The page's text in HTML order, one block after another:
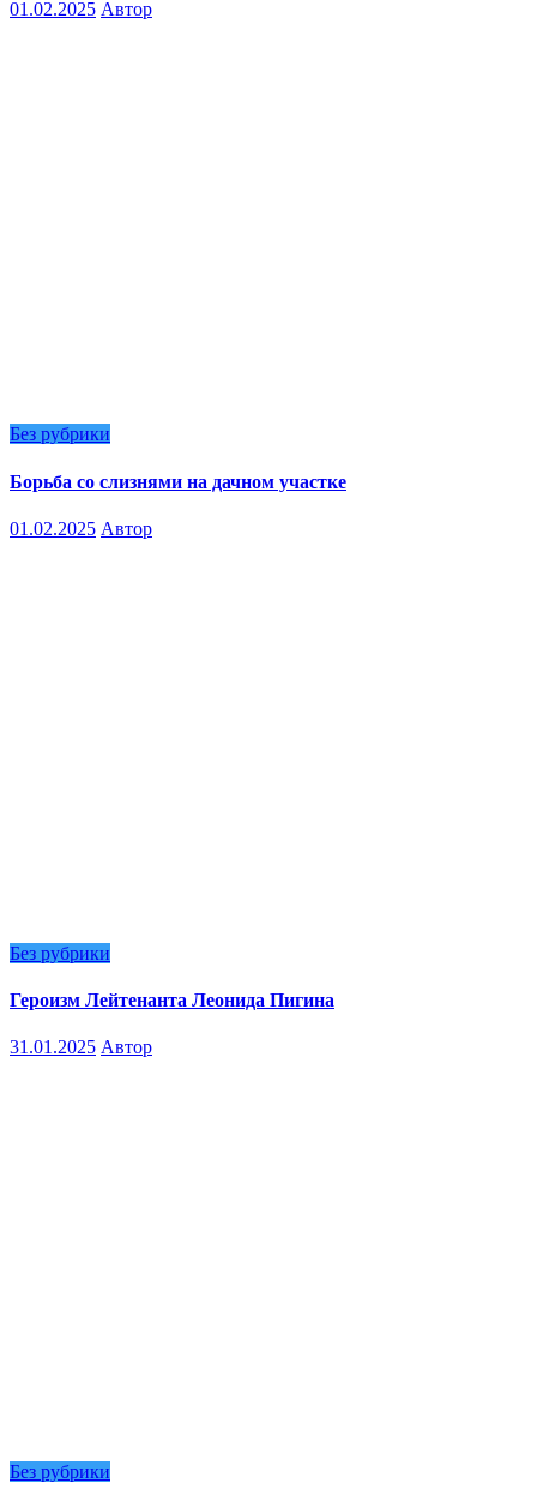
01.02.2025 Автор
Без рубрики
Борьба со слизнями на дачном участке
01.02.2025 Автор
Без рубрики
Героизм Лейтенанта Леонида Пигина
31.01.2025 Автор
Без рубрики